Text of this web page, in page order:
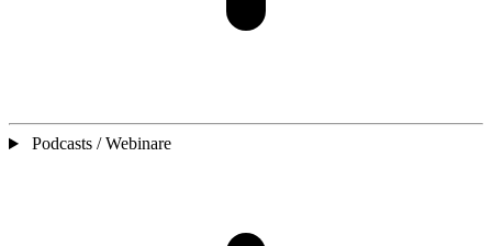
Podcasts / Webinare